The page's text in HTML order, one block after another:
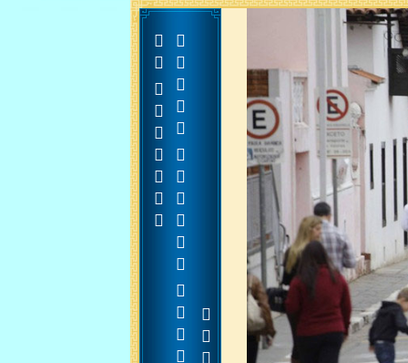





























































































